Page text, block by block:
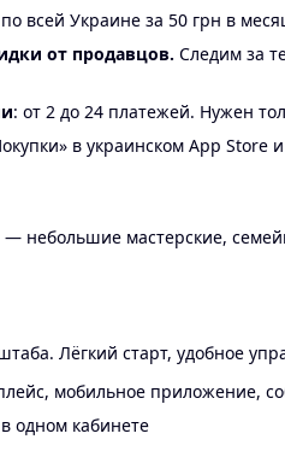
всей Украине за 50 грн в
от продавцов. Следим за
: от 2 до 24 платежей. Нужен
в украинском App Store
небольшие мастерские,
Лёгкий старт, удобное
мобильное приложение,
одном кабинете